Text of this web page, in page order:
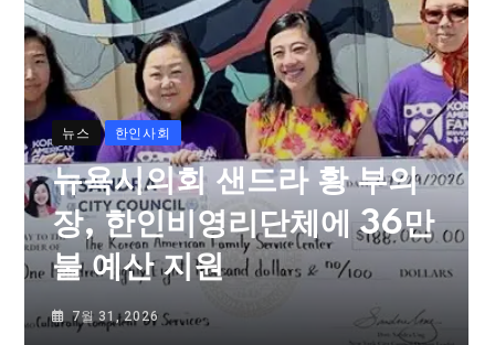
뉴스 한인사회
뉴욕시의회 샌드라 황 부의
장, 한인비영리단체에 36만
불 예산 지원
7월 31, 2026